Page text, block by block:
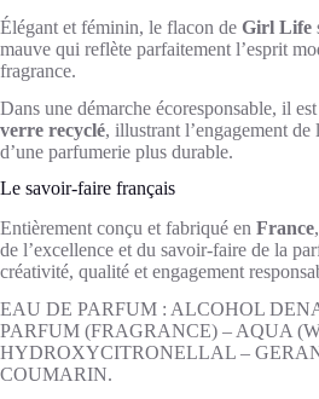
Élégant et féminin, le flacon de Girl Life
mauve qui reflète parfaitement l’esprit
fragrance.
Dans une démarche écoresponsable, il
verre recyclé, illustrant l’engagement
d’une parfumerie plus durable.
Le savoir-faire français
Entièrement conçu et fabriqué en France,
de l’excellence et du savoir-faire de la
créativité, qualité et engagement
EAU DE PARFUM : ALCOHOL
PARFUM (FRAGRANCE) – AQUA
HYDROXYCITRONELLAL –
COUMARIN.